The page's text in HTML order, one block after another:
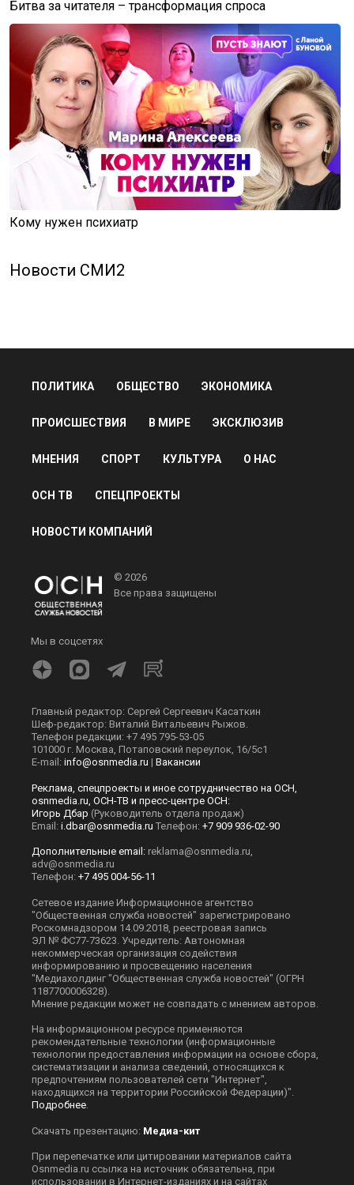
Битва за читателя – трансформация спроса
Кому нужен психиатр
Новости СМИ2
ПОЛИТИКА ОБЩЕСТВО ЭКОНОМИКА
ПРОИСШЕСТВИЯ В МИРЕ ЭКСКЛЮЗИВ
МНЕНИЯ СПОРТ КУЛЬТУРА О НАС
ОСН ТВ СПЕЦПРОЕКТЫ
НОВОСТИ КОМПАНИЙ
© 2026
Все права защищены
Мы в соцсетях
Главный редактор: Сергей Сергеевич Касаткин
Шеф-редактор: Виталий Витальевич Рыжов.
Телефон редакции: +7 495 795-53-05
101000 г. Москва, Потаповский переулок, 16/5с1
E-mail: info@osnmedia.ru | Вакансии
Реклама, спецпроекты и иное сотрудничество на ОСН,
osnmedia.ru, ОСН-ТВ и пресс-центре ОСН:
Игорь Дбар (Руководитель отдела продаж)
Email: i.dbar@osnmedia.ru Телефон: +7 909 936-02-90
Дополнительные email: reklama@osnmedia.ru
adv@osnmedia.ru
Телефон: +7 495 004-56-11
Сетевое издание Информационное агентство
"Общественная служба новостей" зарегистрировано
Роскомнадзором 14.09.2018, реестровая запись
ЭЛ № ФС77-73623. Учредитель: Автономная
некоммерческая организация содействия
информированию и просвещению населения
"Медиахолдинг "Общественная служба новостей" (ОГРН
1187700006328).
Мнение редакции может не совпадать с мнением авторов.
На информационном ресурсе применяются
рекомендательные технологии (информационные
технологии предоставления информации на основе сбора,
систематизации и анализа сведений, относящихся к
предпочтениям пользователей сети "Интернет",
находящихся на территории Российской Федерации)".
Подробнее
Скачать презентацию: Медиа-кит
При перепечатке или цитировании материалов сайта
Оsnmedia.ru ссылка на источник обязательна, при
использовании в Интернет-изданиях и на сайтах